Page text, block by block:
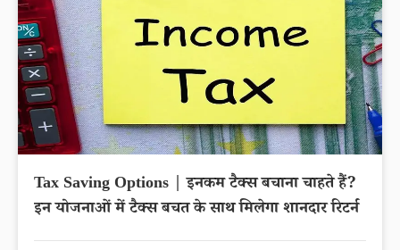
Tax Saving Options | इनकम टैक्स बचाना चाहते हैं?
इन योजनाओं में टैक्स बचत के साथ मिलेगा शानदार रिटर्न